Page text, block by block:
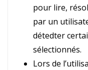
pour lire,
par un
détedter
sélectionnés.
Lors de